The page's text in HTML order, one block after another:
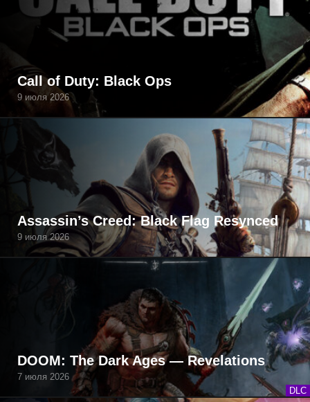
Call of Duty: Black Ops
9 июля 2026
Assassin’s Creed: Black Flag Resynced
9 июля 2026
DLC
DOOM: The Dark Ages — Revelations
7 июля 2026